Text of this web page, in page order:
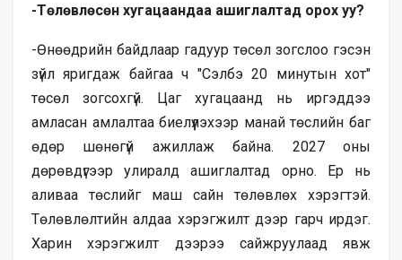
-Төлөвлөсөн хугацаандаа ашиглалтад орох уу?
-Өнөөдрийн байдлаар гадуур төсөл зогслоо гэсэн
зүйл яригдаж байгаа ч "Сэлбэ 20 минутын хот"
төсөл зогсохгүй. Цаг хугацаанд нь иргэддээ
амласан амлалтаа биелүүлэхээр манай төслийн баг
өдөр шөнөгүй ажиллаж байна. 2027 оны
дөрөвдүгээр улиралд ашиглалтад орно. Ер нь
аливаа төслийг маш сайн төлөвлөх хэрэгтэй.
Төлөвлөлтийн алдаа хэрэгжилт дээр гарч ирдэг.
Харин хэрэгжилт дээрээ сайжруулаад явж